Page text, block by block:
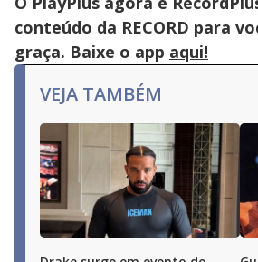
conteúdo da RECORD para
graça. Baixe o app aqui!
VEJA TAMBÉM